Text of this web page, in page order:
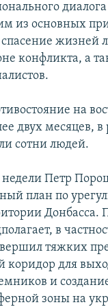
из основных
жизней
конфликта, а
на
двух месяцев, в
сотни людей.
Петр
план по
Донбасса.
в
тяжких
коридор для
и
зоны на